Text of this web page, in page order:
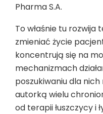
Pharma S.A.
To właśnie tu
zmieniać życie
koncentrują się na
mechanizmach
poszukiwaniu dla
autorką wielu
od terapii łuszczycy i